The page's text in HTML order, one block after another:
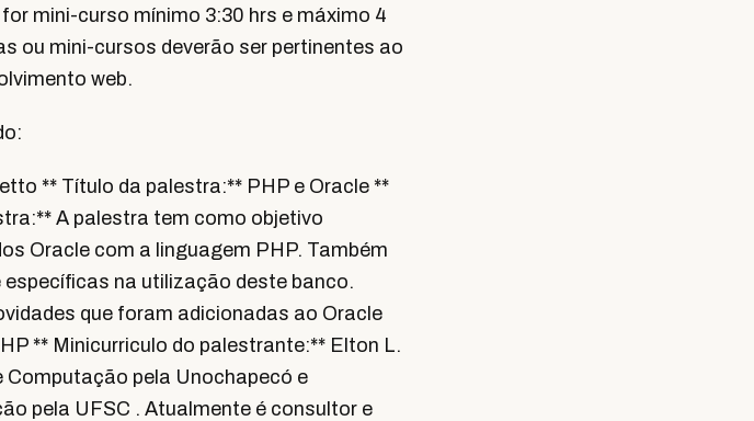
mini-curso mínimo 3:30 hrs e máximo 4
ou mini-cursos deverão ser pertinentes ao
web.
** Título da palestra:** PHP e Oracle **
A palestra tem como objetivo
Oracle com a linguagem PHP. Também
na utilização deste banco.
que foram adicionadas ao Oracle
** Minicurriculo do palestrante:** Elton L.
pela Unochapecó e
pela UFSC . Atualmente é consultor e